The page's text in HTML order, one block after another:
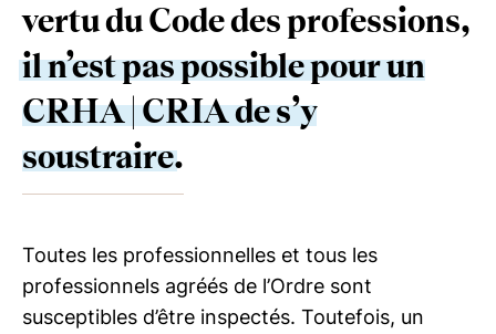
vertu du Code des professions,
il n’est pas possible pour un
CRHA | CRIAde s’y
soustraire.
Toutes les professionnelles et tous les
professionnels agréés de l’Ordre sont
susceptibles d’être inspectés. Toutefois, un